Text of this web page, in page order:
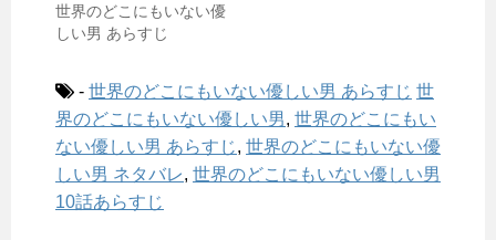
世界のどこにもいない優
しい男 あらすじ
- 世界のどこにもいない優しい男 あらすじ 世
界のどこにもいない優しい男, 世界のどこにもい
ない優しい男 あらすじ, 世界のどこにもいない優
しい男 ネタバレ, 世界のどこにもいない優しい男
10話あらすじ